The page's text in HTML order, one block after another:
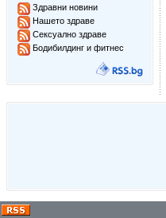
Здравни новини
Нашето здраве
Сексуално здраве
Бодибилдинг и фитнес